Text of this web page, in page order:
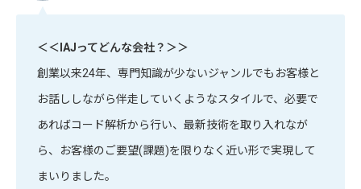
＜＜IAJってどんな会社？＞＞
創業以来24年、専門知識が少ないジャンルでもお客様と
お話ししながら伴走していくようなスタイルで、必要で
あればコード解析から行い、最新技術を取り入れなが
ら、お客様のご要望(課題)を限りなく近い形で実現して
まいりました。